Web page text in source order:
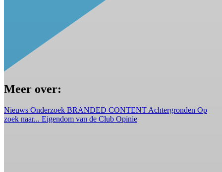
Meer over:
Nieuws Onderzoek BRANDED CONTENT Achtergronden Op
zoek naar... Eigendom van de Club Opinie